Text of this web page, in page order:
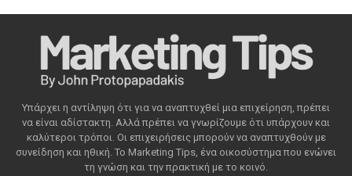
Υπάρχει η αντίληψη ότι για να αναπτυχθεί μια επιχείρηση, πρέπει
να είναι αδίστακτη. Αλλά πρέπει να γνωρίζουμε ότι υπάρχουν και
καλύτεροι τρόποι. Οι επιχειρήσεις μπορούν να αναπτυχθούν με
συνείδηση ​​και ηθική. Το Marketing Tips, ένα οικοσύστημα που ενώνει
τη γνώση και την πρακτική με το κοινό.